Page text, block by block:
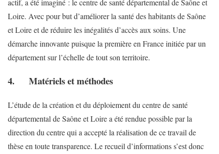
actif, a été imaginé : le centre de santé départemental de Saône et
Loire. Avec pour but d’améliorer la santé des habitants de Saône
et Loire et de réduire les inégalités d’accès aux soins. Une
démarche innovante puisque la première en France initiée par un
département sur l’échelle de tout son territoire.
4. Matériels et méthodes
L’étude de la création et du déploiement du centre de santé
départemental de Saône et Loire a été rendue possible par la
direction du centre qui a accepté la réalisation de ce travail de
thèse en toute transparence. Le recueil d’informations s’est donc